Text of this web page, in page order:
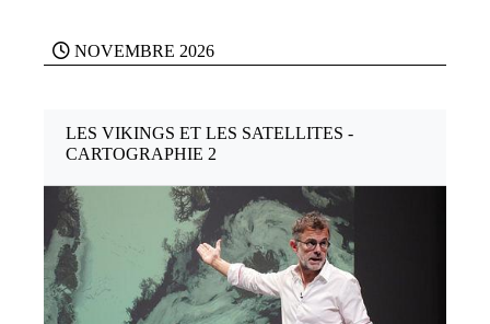
NOVEMBRE 2026
LES VIKINGS ET LES SATELLITES -
CARTOGRAPHIE 2